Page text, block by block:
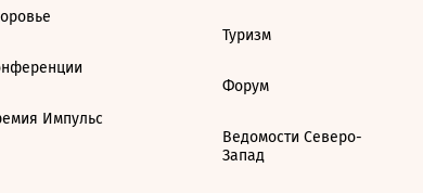
Импульс
Туризм
Форум
Ведомости Северо-
Запад